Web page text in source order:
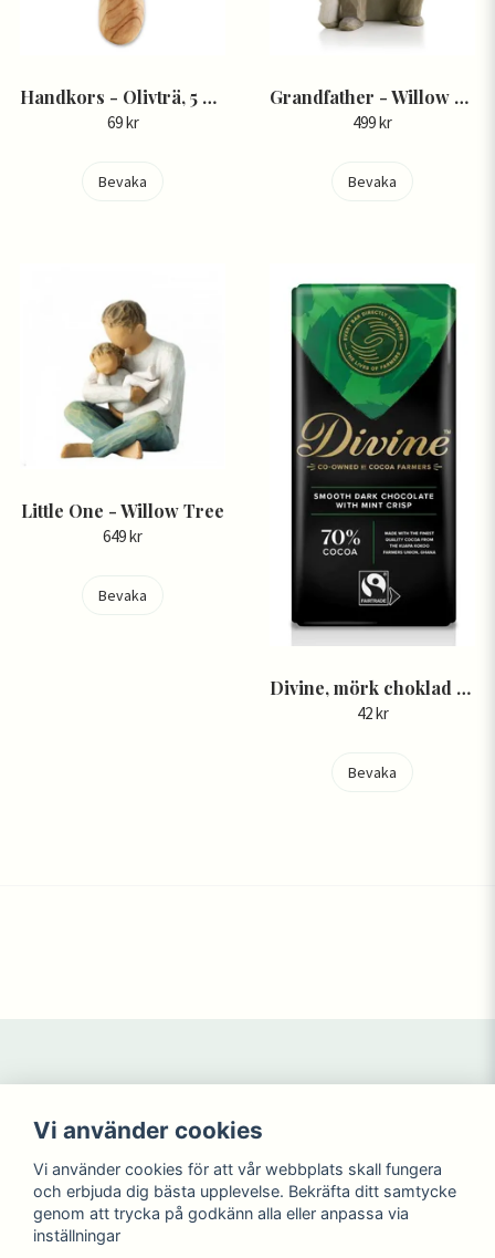
Handkors - Olivträ, 5 cm - Fairtrade
69 kr
Bevaka
Grandfather - Willow Tree
499 kr
Bevaka
Little One - Willow Tree
649 kr
Bevaka
Divine, mörk choklad 70% mintkrisp
42 kr
Bevaka
Köpvillkor
NYHETER
KAMPANJ
Logga in
Registrera dig
Glömt lösenord?
Sociala medier
Vi använder cookies
Vi använder cookies för att vår webbplats skall fungera
och erbjuda dig bästa upplevelse. Bekräfta ditt samtycke
genom att trycka på godkänn alla eller anpassa via
inställningar